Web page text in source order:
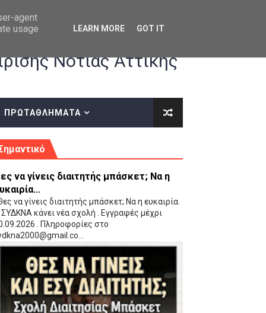
οδηγίες επί του ΚΑΝΟΝΙΣΜΟΥ ΕΓΓΡΑΦΩΝ-ΜΕΤΑΓΡΑΦΩΝ ΤΗΣ
(VIDEO)
Νότιας Αττικής
ΠΡΩΤΑΘΛΗΜΑΤΑ
να γίνεις διαιτητής μπάσκετ; Να η
να γίνεις διαιτητής μπάσκετ; Να η ευκαιρία.
κάνει νέα σχολή . Εγγραφές μέχρι
. Πληροφορίες στο
agent
usage
LEARN MORE GOT IT